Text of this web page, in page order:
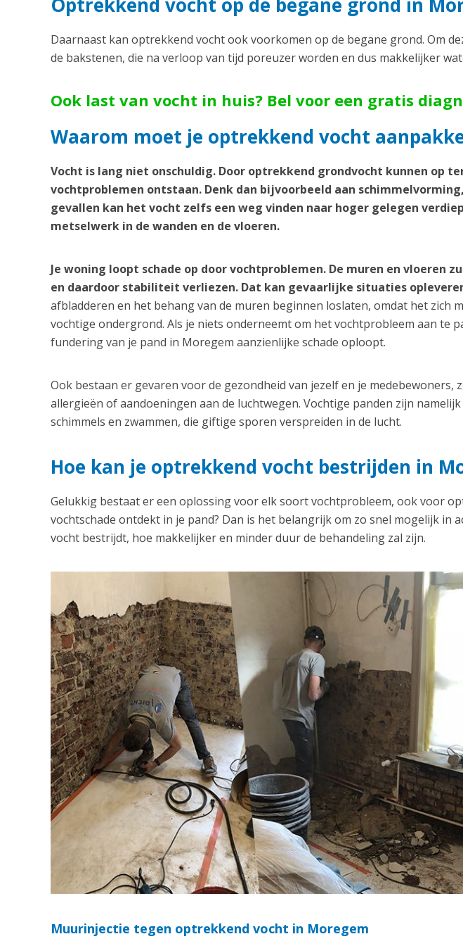
Daarnaast kan optrekkend vocht ook voorkomen op de begane grond. Om
de bakstenen, die na verloop van tijd poreuzer worden en dus makkelijker
Ook last van vocht in huis? Bel voor een gratis
Waarom moet je optrekkend vocht
Vocht is lang niet onschuldig. Door optrekkend grondvocht kunnen op
vochtproblemen ontstaan. Denk dan bijvoorbeeld aan
gevallen kan het vocht zelfs een weg vinden naar hoger gelegen
metselwerk in de wanden en de vloeren.
Je woning loopt schade op door vochtproblemen. De muren en
en daardoor stabiliteit verliezen. Dat kan gevaarlijke situaties
afbladderen en het behang van de muren beginnen loslaten, omdat het zich
vochtige ondergrond. Als je niets onderneemt om het vochtprobleem aan te
fundering van je pand in Moregem aanzienlijke schade oploopt.
Ook bestaan er gevaren voor de gezondheid van jezelf en je medebewoners,
allergieën of aandoeningen aan de luchtwegen. Vochtige panden zijn
schimmels en zwammen, die giftige sporen verspreiden in de lucht.
Hoe kan je optrekkend vocht bestrijden in
Gelukkig bestaat er een oplossing voor elk soort vochtprobleem, ook voor
vochtschade ontdekt in je pand? Dan is het belangrijk om zo snel mogelijk in
vocht bestrijdt, hoe makkelijker en minder duur de behandeling zal zijn.
Muurinjectie tegen optrekkend vocht in Moregem